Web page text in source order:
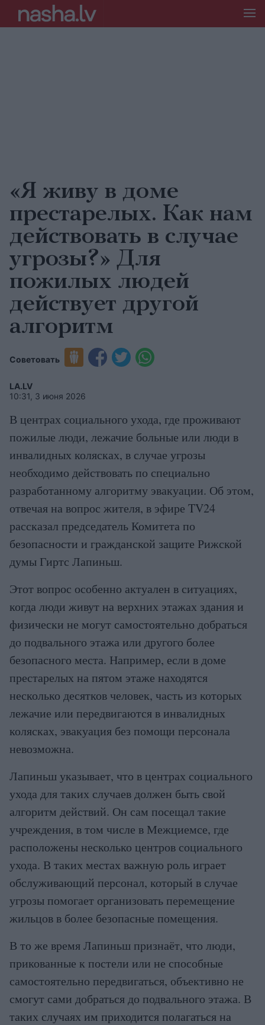
«Я живу в доме
престарелых. Как нам
действовать в случае
угрозы?» Для
пожилых людей
действует другой
алгоритм
Советовать
LA.LV
10:31, 3 июня 2026
В центрах социального ухода, где проживают
пожилые люди, лежачие больные или люди в
инвалидных колясках, в случае угрозы
необходимо действовать по специально
разработанному алгоритму эвакуации. Об этом,
отвечая на вопрос жителя, в эфире TV24
рассказал председатель Комитета по
безопасности и гражданской защите Рижской
думы Гиртс Лапиньш.
Этот вопрос особенно актуален в ситуациях,
когда люди живут на верхних этажах здания и
физически не могут самостоятельно добраться
до подвального этажа или другого более
безопасного места. Например, если в доме
престарелых на пятом этаже находятся
несколько десятков человек, часть из которых
лежачие или передвигаются в инвалидных
колясках, эвакуация без помощи персонала
невозможна.
Лапиньш указывает, что в центрах социального
ухода для таких случаев должен быть свой
алгоритм действий. Он сам посещал такие
учреждения, в том числе в Межциемсе, где
расположены несколько центров социального
ухода. В таких местах важную роль играет
обслуживающий персонал, который в случае
угрозы помогает организовать перемещение
жильцов в более безопасные помещения.
В то же время Лапиньш признаёт, что люди,
прикованные к постели или не способные
самостоятельно передвигаться, объективно не
смогут сами добраться до подвального этажа. В
таких случаях им приходится полагаться на